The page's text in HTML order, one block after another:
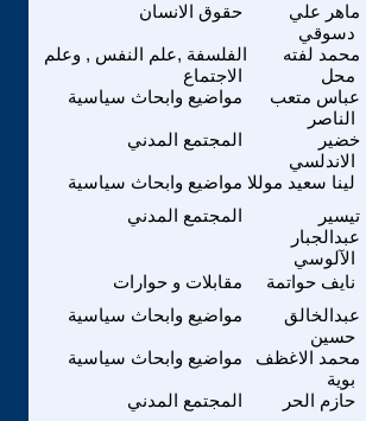
حقوق الانسان
ماهر علي
دسوقي
الفلسفة ,علم النفس , وعلم
الاجتماع
محمد لفته
محل
مواضيع وابحاث سياسية
عباس متعب
الناصر
المجتمع المدني
خضير
الاندلسي
مواضيع وابحاث سياسية لينا سعيد موللا
المجتمع المدني
تيسير
عبدالجبار
الآلوسي
مقابلات و حوارات نايف حواتمة
مواضيع وابحاث سياسية
عبدالخالق
حسين
مواضيع وابحاث سياسية
محمد الاغظف
بوية
المجتمع المدني حازم الحر